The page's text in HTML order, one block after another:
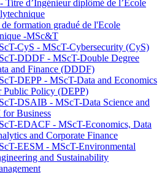
Titre d’Ingénieur diplômé de l’École
formation gradué de l'Ecole
-MSc&T
CyS - MScT-Cybersecurity (CyS)
DDDF - MScT-Double Degree
and Finance (DDDF)
DEPP - MScT-Data and Economics
Public Policy (DEPP)
DSAIB - MScT-Data Science and
Business
EDACF - MScT-Economics, Data
and Corporate Finance
EESM - MScT-Environmental
and Sustainability